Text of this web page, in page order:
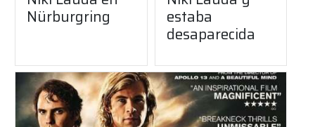
Nürburgring estaba
desaparecida